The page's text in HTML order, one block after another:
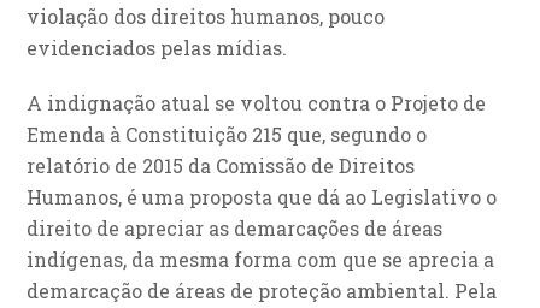
violação dos direitos humanos, pouco
evidenciados pelas mídias.
A indignação atual se voltou contra o Projeto de
Emenda à Constituição 215 que, segundo o
relatório de 2015 da Comissão de Direitos
Humanos, é uma proposta que dá ao Legislativo o
direito de apreciar as demarcações de áreas
indígenas, da mesma forma com que se aprecia a
demarcação de áreas de proteção ambiental. Pela